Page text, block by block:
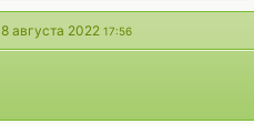
8 августа 2022 17:56